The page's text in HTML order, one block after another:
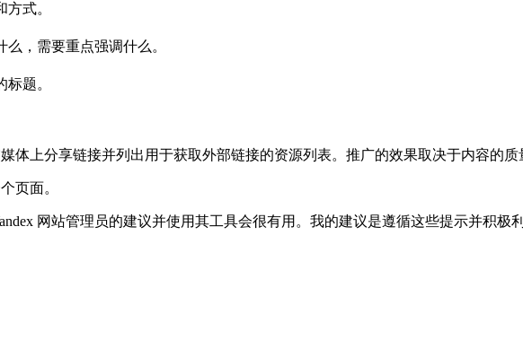
式。
，需要重点强调什么。
题。
体上分享链接并列出用于获取外部链接的资源列表。推广的效果取决于内容的质
页面。
网站管理员的建议并使用其工具会很有用。我的建议是遵循这些提示并积极利